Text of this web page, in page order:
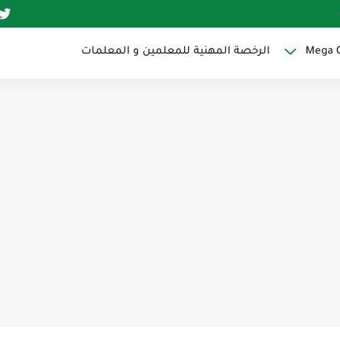
الرخصة المهنية للمعلمين و المعلمات